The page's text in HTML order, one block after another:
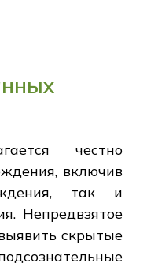
честно
включив
так и
Непредвзятое
скрытые